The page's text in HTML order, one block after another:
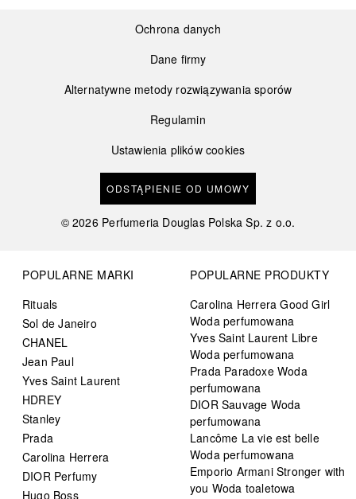
Ochrona danych
Dane firmy
Alternatywne metody rozwiązywania sporów
Regulamin
Ustawienia plików cookies
ODSTĄPIENIE OD UMOWY
©2026 Perfumeria Douglas Polska Sp. z o.o.
POPULARNE MARKI
Rituals
Sol de Janeiro
CHANEL
Jean Paul
Yves Saint Laurent
HDREY
Stanley
Prada
Carolina Herrera
DIOR Perfumy
Hugo Boss
POPULARNE PRODUKTY
Carolina Herrera Good Girl
Woda perfumowana
Yves Saint Laurent Libre
Woda perfumowana
Prada Paradoxe Woda
perfumowana
DIOR Sauvage Woda
perfumowana
Lancôme La vie est belle
Woda perfumowana
Emporio Armani Stronger with
you Woda toaletowa